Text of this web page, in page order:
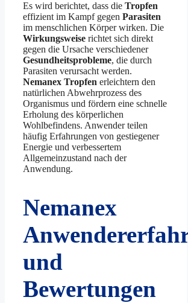
Es wird berichtet, dass die Tropfen
effizient im Kampf gegen Parasiten
im menschlichen Körper wirken. Die
Wirkungsweise richtet sich direkt
gegen die Ursache verschiedener
Gesundheitsprobleme, die durch
Parasiten verursacht werden.
Nemanex Tropfen erleichtern den
natürlichen Abwehrprozess des
Organismus und fördern eine schnelle
Erholung des körperlichen
Wohlbefindens. Anwender teilen
häufig Erfahrungen von gestiegener
Energie und verbessertem
Allgemeinzustand nach der
Anwendung.
Nemanex
und
Bewertungen